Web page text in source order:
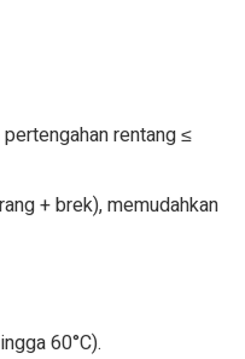
rentang ≤
+ brek), memudahkan
60°C).